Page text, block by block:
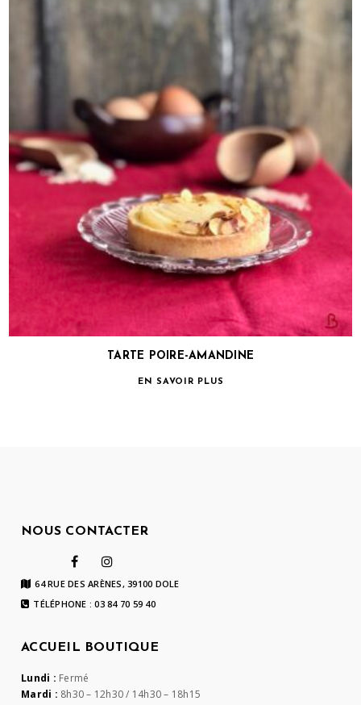
TARTE POIRE-AMANDINE
EN SAVOIR PLUS
NOUS CONTACTER
64 RUE DES ARÈNES, 39100 DOLE
TÉLÉPHONE : 03 84 70 59 40
ACCUEIL BOUTIQUE
Lundi : Fermé
Mardi : 8h30 – 12h30 / 14h30 – 18h15